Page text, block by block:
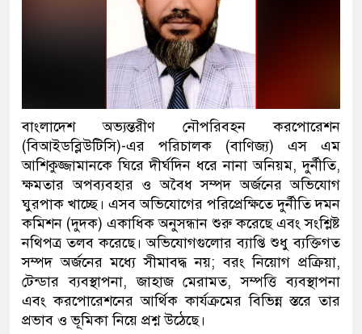
বাংলাদেশ অভ্যন্তরীণ নৌপরিবহন করপোরেশন
(বিআইডব্লিউটিসি)-এর পরিচালক (বাণিজ্য) এস এম
আশিকুজ্জামানকে ঘিরে দীর্ঘদিন ধরে নানা অনিয়ম, দুর্নীতি,
ক্ষমতার অপব্যবহার ও অবৈধ সম্পদ অর্জনের অভিযোগ
ঘুরপাক খাচ্ছে। এসব অভিযোগের পরিপ্রেক্ষিতে দুর্নীতি দমন
কমিশন (দুদক) একাধিক অনুসন্ধান শুরু করেছে এবং সংশ্লিষ্ট
নথিপত্র তলব করেছে। অভিযোগগুলোর ব্যাপ্তি শুধু ব্যক্তিগত
সম্পদ অর্জনের মধ্যে সীমাবদ্ধ নয়; বরং নিয়োগ প্রক্রিয়া,
টেন্ডার ব্যবস্থাপনা, জাহাজ মেরামত, সম্পত্তি ব্যবস্থাপনা
এবং করপোরেশনের আর্থিক কার্যক্রমের বিভিন্ন স্তরে তার
প্রভাব ও ভূমিকা নিয়ে প্রশ্ন উঠেছে।